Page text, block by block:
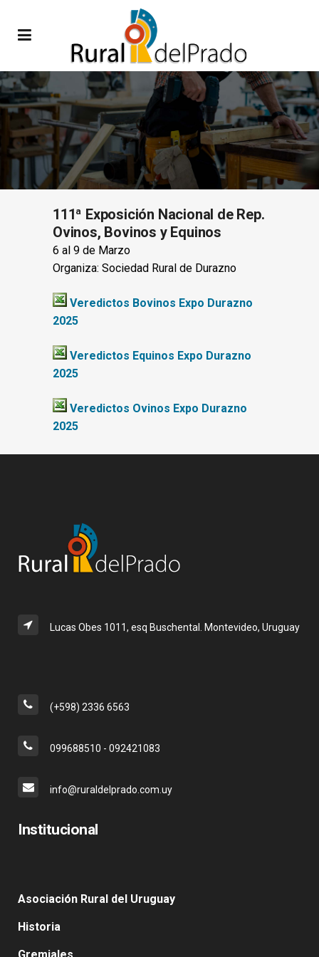
111ª Exposición Nacional de Rep.
Ovinos, Bovinos y Equinos
6 al 9 de Marzo
Organiza: Sociedad Rural de Durazno
Veredictos Bovinos Expo Durazno
2025
Veredictos Equinos Expo Durazno
2025
Veredictos Ovinos Expo Durazno
2025
Lucas Obes 1011, esq Buschental. Montevideo, Uruguay
(+598) 2336 6563
099688510 - 092421083
info@ruraldelprado.com.uy
Institucional
Asociación Rural del Uruguay
Historia